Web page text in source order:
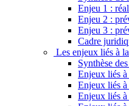
Enjeu 1 :
Enjeu 2 :
Enjeu 3 :
Cadre
Les enjeux liés à
Synthèse
Enjeux liés à
Enjeux liés
Enjeux liés